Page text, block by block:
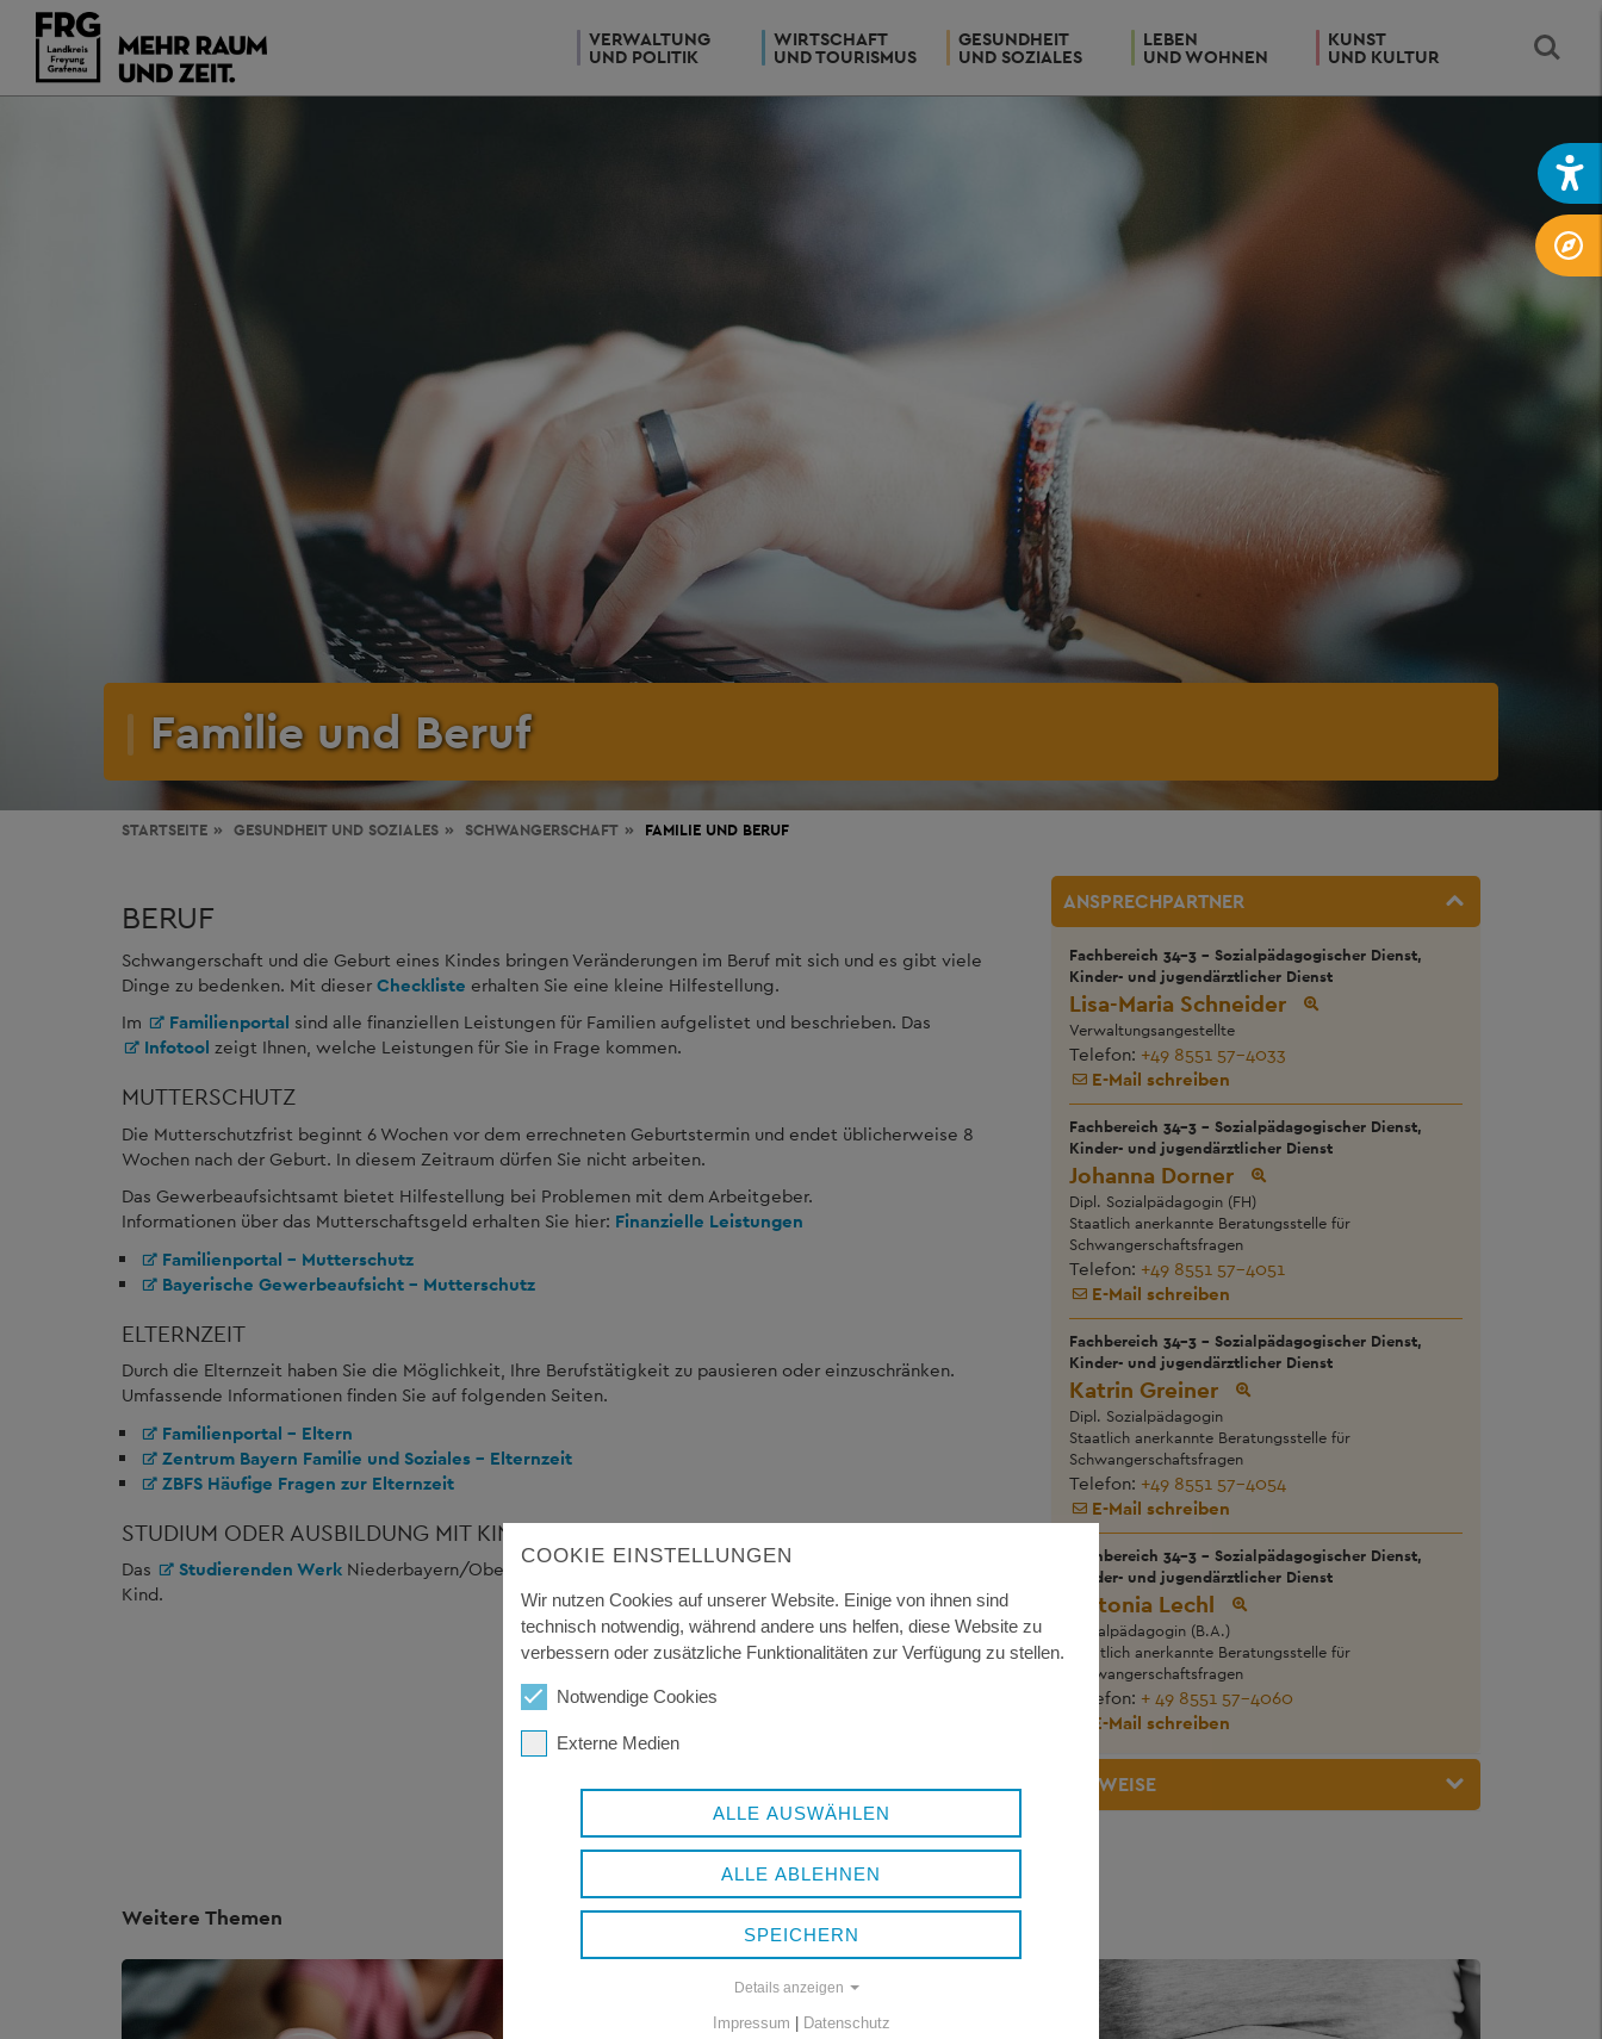
VERWALTUNG
UND POLITIK
WIRTSCHAFT
UND TOURISMUS
GESUNDHEIT
UND SOZIALES
LEBEN
UND WOHNEN
KUNST
UND KULTUR
Familie und Beruf
STARTSEITE GESUNDHEIT UND SOZIALES SCHWANGERSCHAFT FAMILIE UND BERUF
BERUF
Schwangerschaft und die Geburt eines Kindes bringen Veränderungen im Beruf mit sich und es gibt viele
Dinge zu bedenken. Mit dieser Checkliste erhalten Sie eine kleine Hilfestellung.
Im
Familienportal sind alle finanziellen Leistungen für Familien aufgelistet und beschrieben. Das
Infotool zeigt Ihnen, welche Leistungen für Sie in Frage kommen.
MUTTERSCHUTZ
Die Mutterschutzfrist beginnt 6 Wochen vor dem errechneten Geburtstermin und endet üblicherweise 8
Wochen nach der Geburt. In diesem Zeitraum dürfen Sie nicht arbeiten.
Das Gewerbeaufsichtsamt bietet Hilfestellung bei Problemen mit dem Arbeitgeber.
Informationen über das Mutterschaftsgeld erhalten Sie hier: Finanzielle Leistungen
Familienportal - Mutterschutz
Bayerische Gewerbeaufsicht - Mutterschutz
ELTERNZEIT
Durch die Elternzeit haben Sie die Möglichkeit, Ihre Berufstätigkeit zu pausieren oder einzuschränken.
Umfassende Informationen finden Sie auf folgenden Seiten.
Familienportal - Eltern
Zentrum Bayern Familie und Soziales - Elternzeit
ZBFS Häufige Fragen zur Elternzeit
STUDIUM ODER AUSBILDUNG MIT KIND
Das Studierenden Werk Niederbayern/Oberpfalz bietet viele Informationen zum Thema Studieren mit
Kind.
ANSPRECHPARTNER
Fachbereich 34-3 - Sozialpädagogischer Dienst,
Kinder- und jugendärztlicher Dienst
Lisa-Maria Schneider
Verwaltungsangestellte
Telefon: +49 8551 57-4033
E-Mail schreiben
Fachbereich 34-3 - Sozialpädagogischer Dienst,
Kinder- und jugendärztlicher Dienst
Johanna Dorner
Dipl. Sozialpädagogin (FH)
Staatlich anerkannte Beratungsstelle für
Schwangerschaftsfragen
Telefon: +49 8551 57-4051
E-Mail schreiben
Fachbereich 34-3 - Sozialpädagogischer Dienst,
Kinder- und jugendärztlicher Dienst
Katrin Greiner
Dipl. Sozialpädagogin
Staatlich anerkannte Beratungsstelle für
Schwangerschaftsfragen
Telefon: +49 8551 57-4054
E-Mail schreiben
Fachbereich 34-3 - Sozialpädagogischer Dienst,
Kinder- und jugendärztlicher Dienst
Antonia Lechl
Sozialpädagogin (B.A.)
Staatlich anerkannte Beratungsstelle für
Schwangerschaftsfragen
Telefon: + 49 8551 57-4060
E-Mail schreiben
VERWEISE
Weitere Themen
COOKIE EINSTELLUNGEN
Wir nutzen Cookies auf unserer Website. Einige von ihnen sind
technisch notwendig, während andere uns helfen, diese Website zu
verbessern oder zusätzliche Funktionalitäten zur Verfügung zu stellen.
Notwendige Cookies
Externe Medien
ALLE AUSWÄHLEN
ALLE ABLEHNEN
SPEICHERN
Details anzeigen
Impressum | Datenschutz